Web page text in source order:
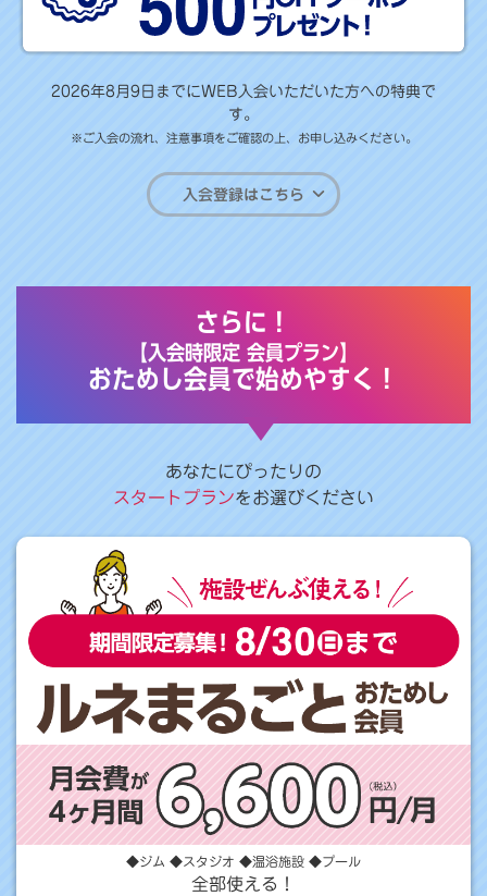
2026年8月9日までにWEB入会いただいた方への特典で
す。
※ご入会の流れ、注意事項をご確認の上、お申し込みください。
入会登録はこちら
さらに！
【入会時限定 会員プラン】
おためし会員で始めやすく！
あなたにぴったりの
スタートプランをお選びください
◆ジム ◆スタジオ ◆温浴施設 ◆プール
全部使える！